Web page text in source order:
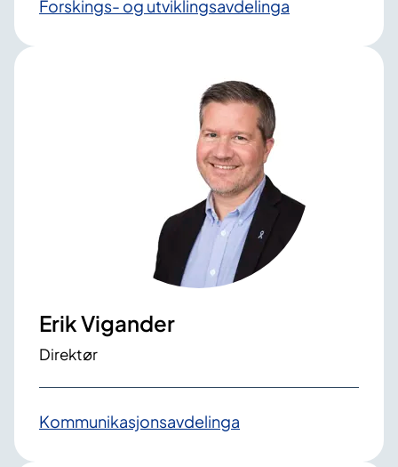
Forskings- og utviklingsavdelinga
Erik Vigander
Direktør
Kommunikasjons­avdelinga